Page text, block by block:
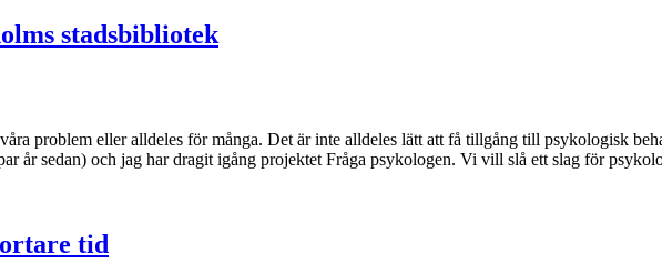
stadsbibliotek
problem eller alldeles för många. Det är inte alldeles lätt att få tillgång till psykologisk
år sedan) och jag har dragit igång projektet Fråga psykologen. Vi vill slå ett slag för
tid